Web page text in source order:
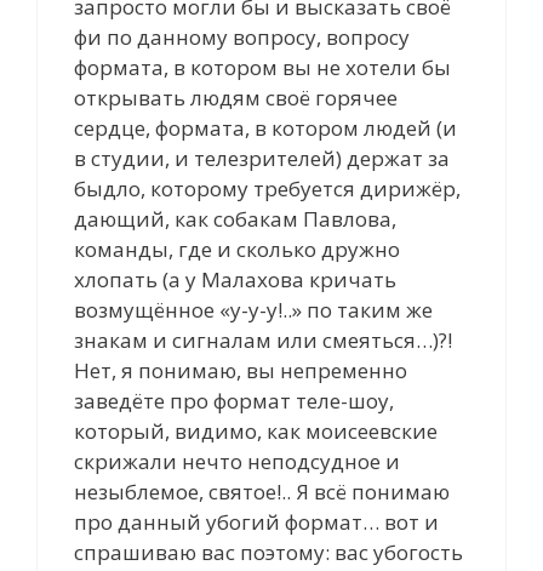
запросто могли бы и высказать своё
фи по данному вопросу, вопросу
формата, в котором вы не хотели бы
открывать людям своё горячее
сердце, формата, в котором людей (и
в студии, и телезрителей) держат за
быдло, которому требуется дирижёр,
дающий, как собакам Павлова,
команды, где и сколько дружно
хлопать (а у Малахова кричать
возмущённое «у-у-у!..» по таким же
знакам и сигналам или смеяться…)?!
Нет, я понимаю, вы непременно
заведёте про формат теле-шоу,
который, видимо, как моисеевские
скрижали нечто неподсудное и
незыблемое, святое!.. Я всё понимаю
про данный убогий формат… вот и
спрашиваю вас поэтому: вас убогость